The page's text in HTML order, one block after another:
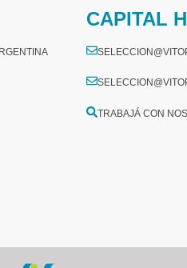
CAPITAL
TRABAJÁ CON